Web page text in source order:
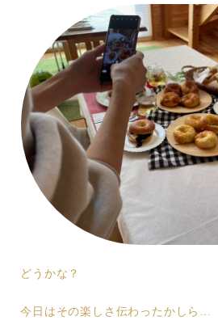
どうかな？
今日はその楽しさ伝わったかしら…